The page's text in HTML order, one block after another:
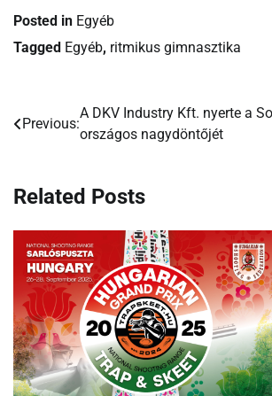
Posted in Egyéb
Tagged Egyéb, ritmikus gimnasztika
Bejegyzés
Previous:
A DKV Industry Kft. nyerte a
országos nagydöntőjét
Related Posts